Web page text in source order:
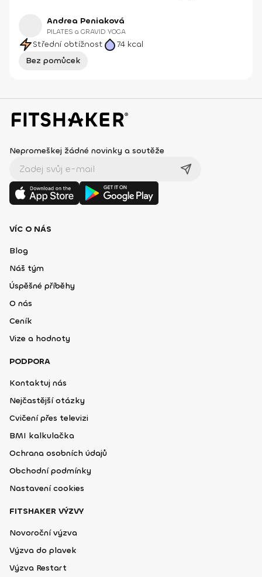
Andrea Peniaková
PILATES a GRAVID YOGA
Střední obtížnost 74 kcal
Bez pomůcek
Nepromeškej žádné novinky a soutěže
VÍC O NÁS
Blog
Náš tým
Úspěšné příběhy
O nás
Ceník
Vize a hodnoty
PODPORA
Kontaktuj nás
Nejčastější otázky
Cvičení přes televizi
BMI kalkulačka
Ochrana osobních údajů
Obchodní podmínky
Nastavení cookies
FITSHAKER VÝZVY
Novoroční výzva
Výzva do plavek
Výzva Restart